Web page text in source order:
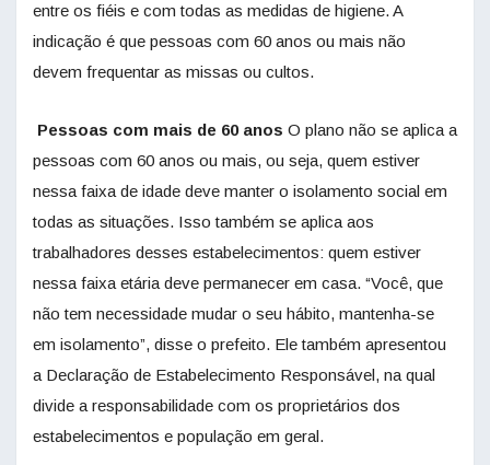
entre os fiéis e com todas as medidas de higiene. A
indicação é que pessoas com 60 anos ou mais não
devem frequentar as missas ou cultos.
Pessoas com mais de 60 anos O plano não se aplica a
pessoas com 60 anos ou mais, ou seja, quem estiver
nessa faixa de idade deve manter o isolamento social em
todas as situações. Isso também se aplica aos
trabalhadores desses estabelecimentos: quem estiver
nessa faixa etária deve permanecer em casa. “Você, que
não tem necessidade mudar o seu hábito, mantenha-se
em isolamento”, disse o prefeito. Ele também apresentou
a Declaração de Estabelecimento Responsável, na qual
divide a responsabilidade com os proprietários dos
estabelecimentos e população em geral.